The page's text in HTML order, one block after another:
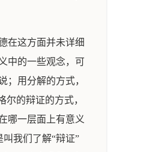
在这方面并未详细
中的一些观念，可
；用分解的方式，
的辩证的方式，
哪一层面上有意义
叫我们了解“辩证”